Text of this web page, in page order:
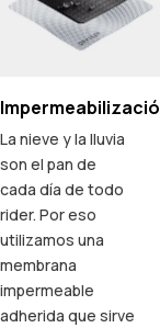
La nieve y la lluvia
son el pan de
cada día de todo
rider. Por eso
utilizamos una
membrana
impermeable
adherida que sirve